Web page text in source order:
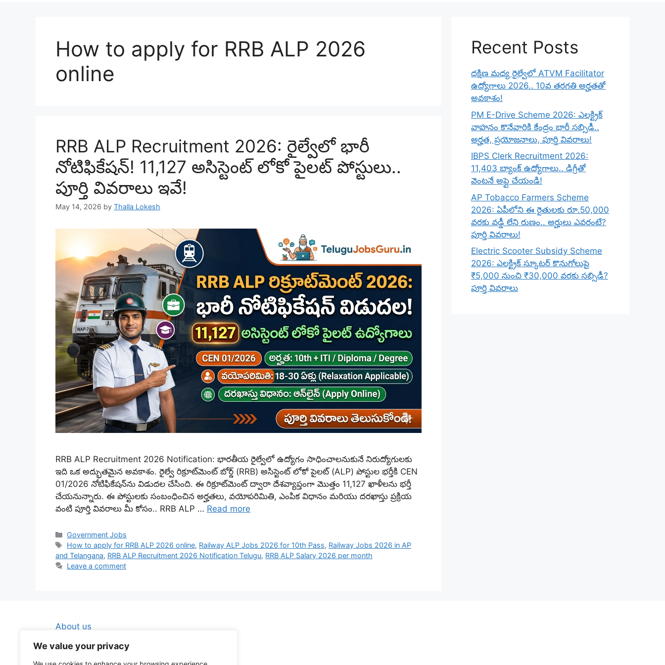
We value your privacy
How to apply for RRB ALP 2026
online
RRB ALP Recruitment 2026: రైల్వేలో భారీ
నోటిఫికేషన్! 11,127 అసిస్టెంట్ లోకో పైలట్ పోస్టులు..
పూర్తి వివరాలు ఇవే!
May 14, 2026 by Thalla Lokesh
RRB ALP Recruitment 2026 Notification: భారతీయ రైల్వేలో ఉద్యోగం సాధించాలనుకునే నిరుద్యోగులకు
ఇది ఒక అద్భుతమైన అవకాశం. రైల్వే రిక్రూట్‌మెంట్ బోర్డ్ (RRB) అసిస్టెంట్ లోకో పైలట్ (ALP) పోస్టుల భర్తీకి CEN
01/2026 నోటిఫికేషన్‌ను విడుదల చేసింది. ఈ రిక్రూట్‌మెంట్ ద్వారా దేశవ్యాప్తంగా మొత్తం 11,127 ఖాళీలను భర్తీ
చేయనున్నారు. ఈ పోస్టులకు సంబంధించిన అర్హతలు, వయోపరిమితి, ఎంపిక విధానం మరియు దరఖాస్తు ప్రక్రియ
వంటి పూర్తి వివరాలు మీ కోసం.. RRB ALP … Read more
Categories
Government Jobs
Tags
How to apply for RRB ALP 2026 online, Railway ALP Jobs 2026 for 10th Pass, Railway Jobs 2026 in AP
and Telangana, RRB ALP Recruitment 2026 Notification Telugu, RRB ALP Salary 2026 per month
Leave a comment
Recent Posts
దక్షిణ మధ్య రైల్వేలో ATVM Facilitator
ఉద్యోగాలు 2026.. 10వ తరగతి అర్హతతో
అవకాశం!
PM E-Drive Scheme 2026: ఎలక్ట్రిక్
వాహనం కొనేవారికి కేంద్రం భారీ సబ్సిడీ..
అర్హత, ప్రయోజనాలు, పూర్తి వివరాలు!
IBPS Clerk Recruitment 2026:
11,403 బ్యాంక్ ఉద్యోగాలు.. డిగ్రీతో
వెంటనే అప్లై చేయండి!
AP Tobacco Farmers Scheme
2026: ఏపీలోని ఈ రైతులకు రూ.50,000
వరకు వడ్డీ లేని రుణం.. అర్హులు ఎవరంటే?
పూర్తి వివరాలు!
Electric Scooter Subsidy Scheme
2026: ఎలక్ట్రిక్ స్కూటర్ కొనుగోలుపై
₹5,000 నుంచి ₹30,000 వరకు సబ్సిడీ?
పూర్తి వివరాలు
About us
Contact Us
Disclaimer